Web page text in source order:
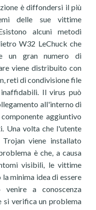
è diffondersi il più
delle sue vittime
alcuni metodi
W32 LeChuck che
un gran numero di
viene distribuito con
reti di condivisione file
Il virus può
all'interno di
aggiuntivo
Una volta che l'utente
viene installato
è che, a causa
visibili, le vittime
minima idea di essere
a conoscenza
si verifica un problema